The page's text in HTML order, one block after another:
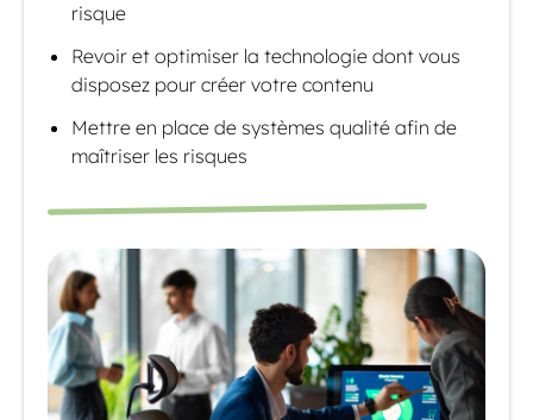
risque
Revoir et optimiser la technologie dont vous
disposez pour créer votre contenu
Mettre en place de systèmes qualité afin de
maîtriser les risques